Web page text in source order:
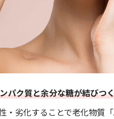
パク質と余分な糖が結びつ
・劣化することで老化物質